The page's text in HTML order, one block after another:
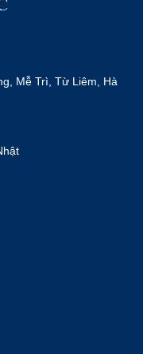
Mễ Trì, Từ Liêm, Hà